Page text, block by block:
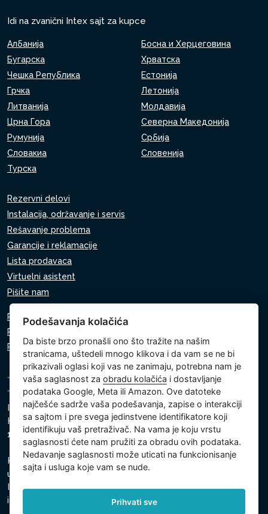
Idi na zvanični Intex sajt za kupce
Албанија
Босна и Херцеговина
Бугарска
Хрватска
Чешка Република
Естонија
Грчка
Летонија
Литванија
Молдавија
Црна Гора
Северна Македонија
Румунија
Србија
Словакиа
Словенија
Турска
Rezervni delovi
Instalacija, održavanje i servis
Rešavanje problema
Garancije i reklamacije
Lista prodavaca
Virtuelni asistent
Pišite nam
Pravila o zaštiti ličnih podataka
Pravila o korišćenju kolačića
Podešavanja kolačića
Intex Trading, s.r.o.
Hradecká 2526/3
130 00 Prag 3 - Češka Republika
Kompanija je upisana kod Gradski sud u Pragu, odeljak C,
ulozak 74759
Identifikacioni broj kompanije: 26150808, Poreski
identifikacioni broj: CZ26150808
Podešavanja kolačića
Da biste brzo pronašli ono što tražite na našim
stranicama, uštedeli mnogo klikova i da vam se ne bi
prikazivali oglasi koji vas ne zanimaju, potrebna nam je
vaša saglasnost zaobradu kolačića i dostavljanje
podataka Google, Meta ili Amazon. Ove datoteke
najčešće sadrže vaša podešavanja, zapise o interakciji
sa sajtom i pre svega jedinstvene identifikatore koji
identifikuju vaš pretraživač. Na vama je koju vrstu
saglasnosti ćete nam pružiti za obradu ovih podataka.
Nedavanje saglasnosti može uticati na funkcionisanje
sajta i usluga koje vam se nude.
Prihvati sve